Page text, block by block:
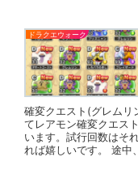
ドラクエウォーク
確変クエスト(グレムリ
てレアモン確変クエス
います。試行回数はそ
れば嬉しいです。 途中